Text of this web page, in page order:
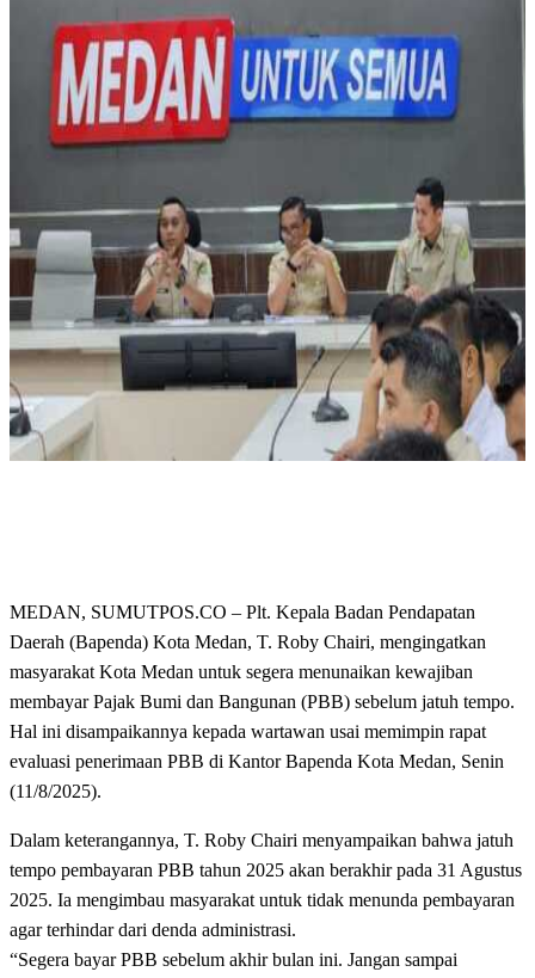
MEDAN, SUMUTPOS.CO – Plt. Kepala Badan Pendapatan
Daerah (Bapenda) Kota Medan, T. Roby Chairi, mengingatkan
masyarakat Kota Medan untuk segera menunaikan kewajiban
membayar Pajak Bumi dan Bangunan (PBB) sebelum jatuh tempo.
Hal ini disampaikannya kepada wartawan usai memimpin rapat
evaluasi penerimaan PBB di Kantor Bapenda Kota Medan, Senin
(11/8/2025).
Dalam keterangannya, T. Roby Chairi menyampaikan bahwa jatuh
tempo pembayaran PBB tahun 2025 akan berakhir pada 31 Agustus
2025. Ia mengimbau masyarakat untuk tidak menunda pembayaran
agar terhindar dari denda administrasi.
“Segera bayar PBB sebelum akhir bulan ini. Jangan sampai